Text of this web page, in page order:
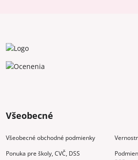
Všeobecné
Všeobecné obchodné podmienky
Ponuka pre školy, CVČ, DSS